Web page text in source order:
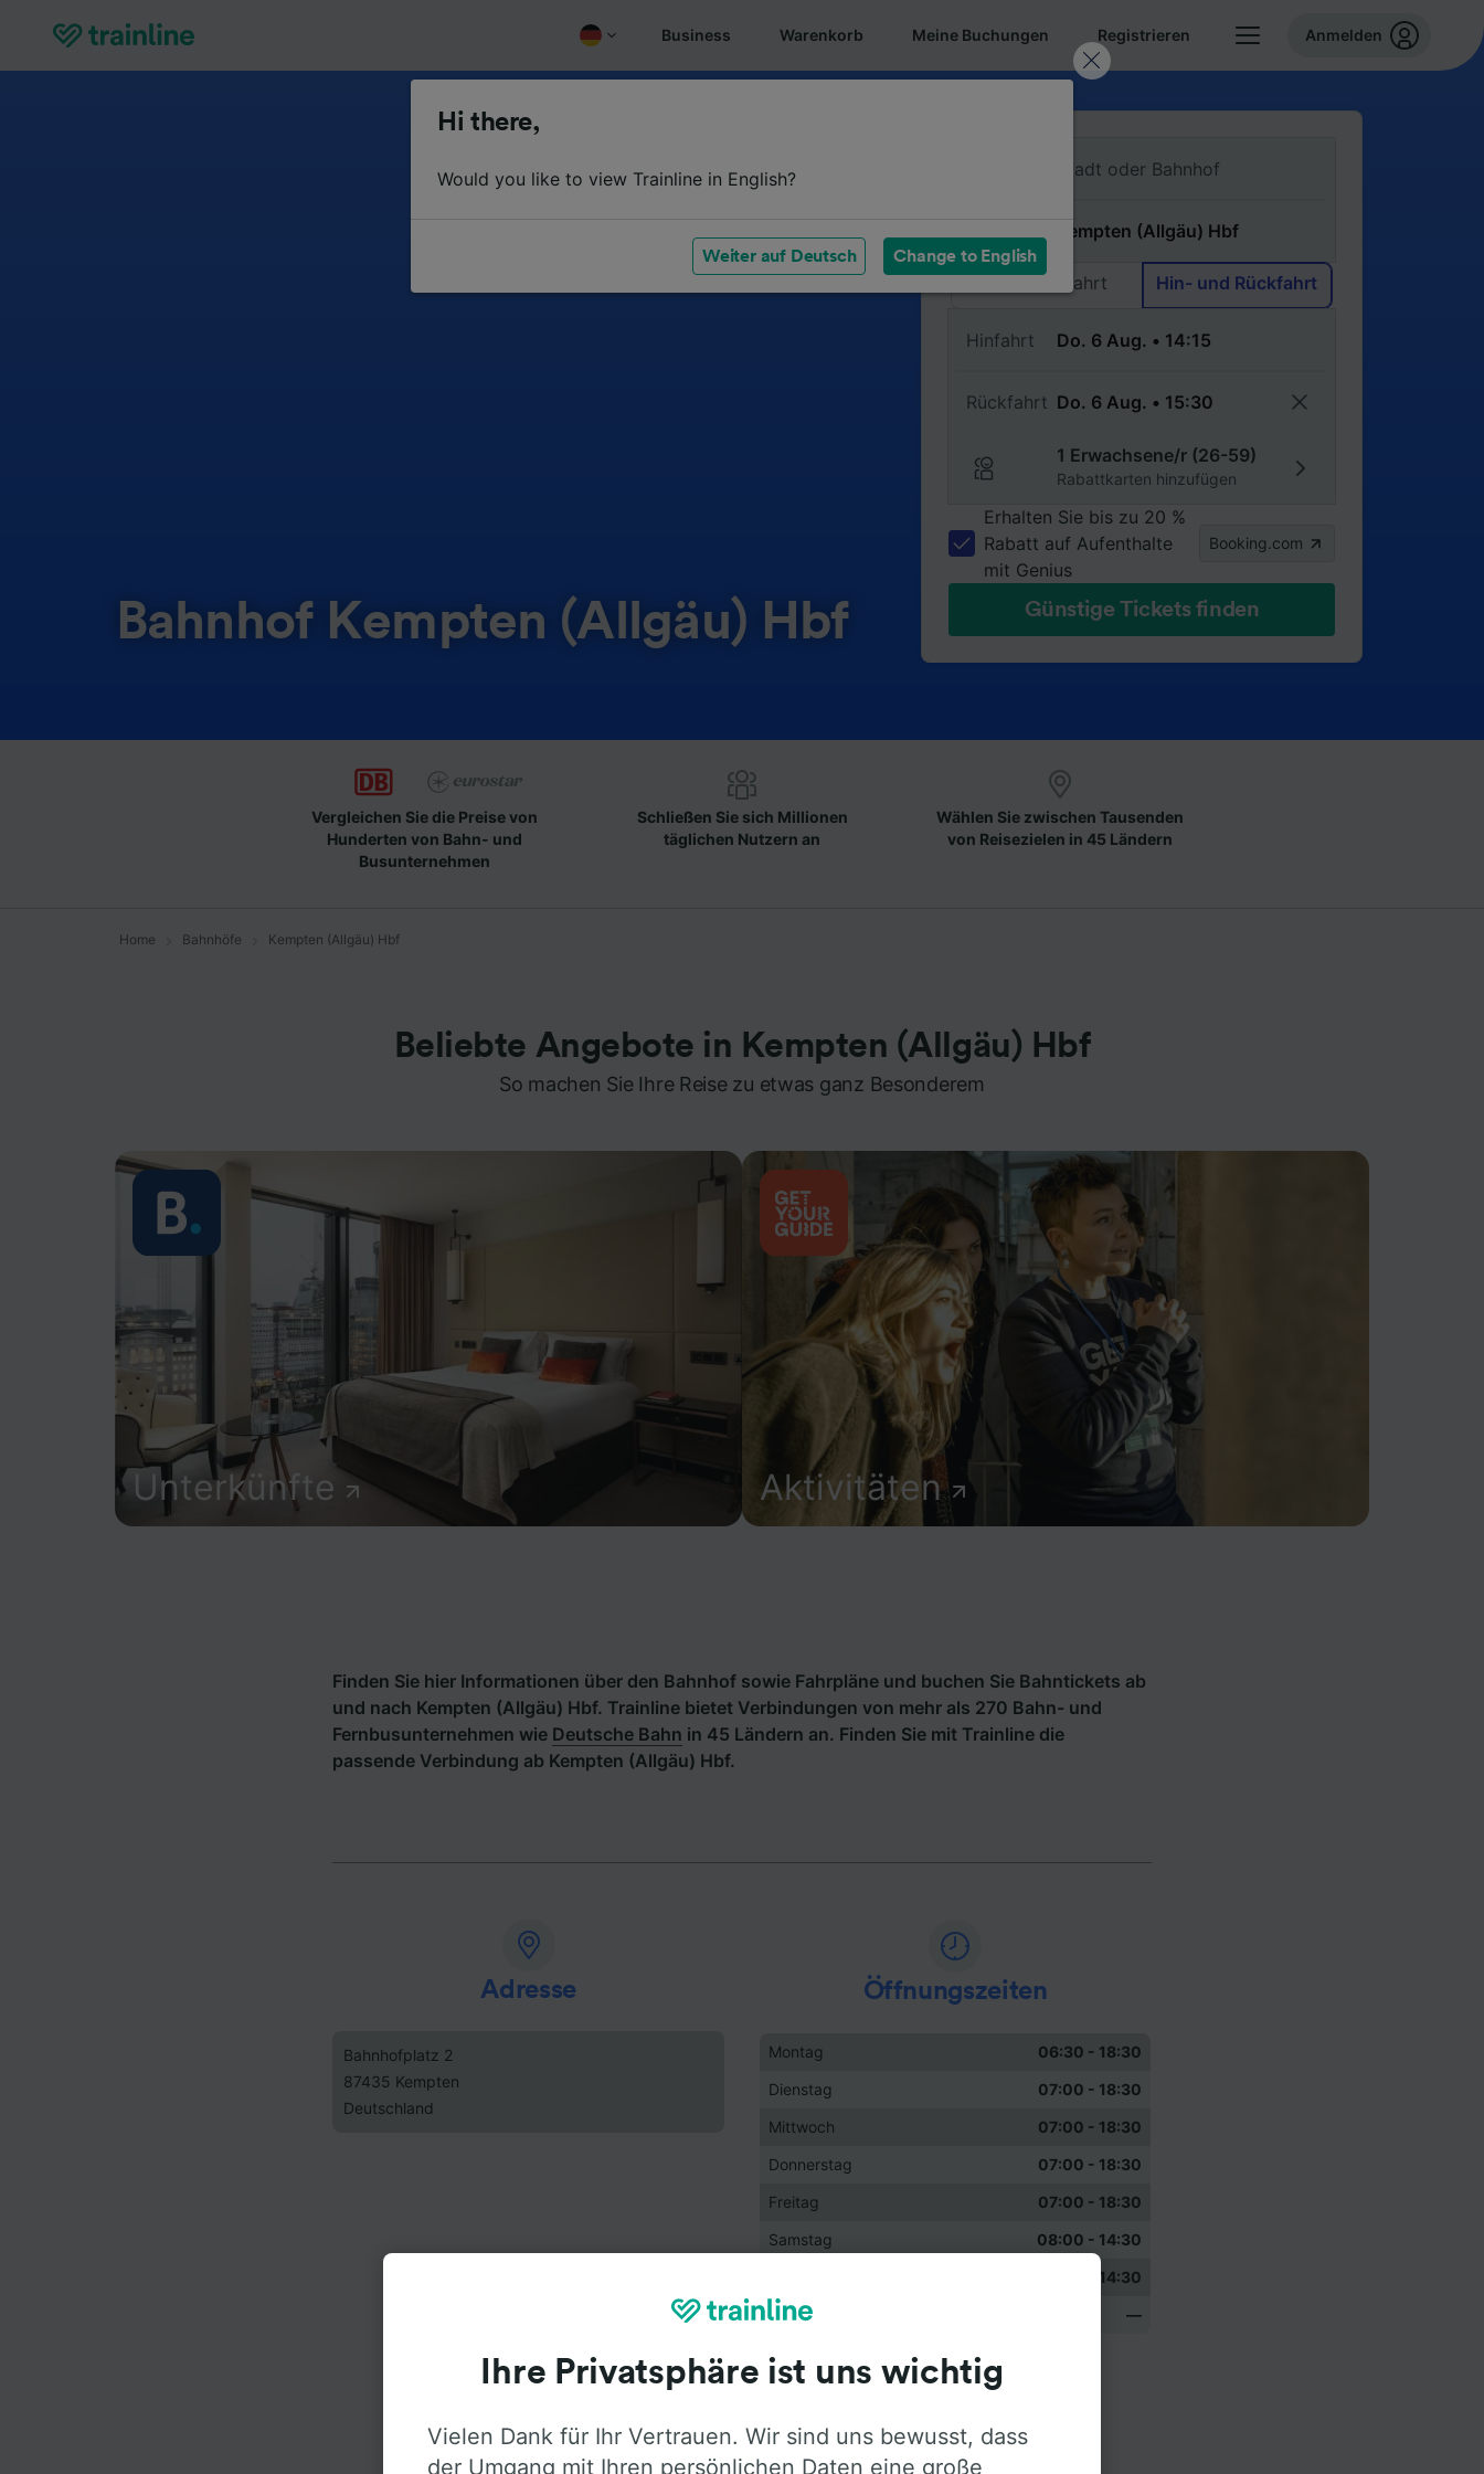
Business Warenkorb Meine Buchungen Registrieren Anmelden
Bahnhof Kempten (Allgäu) Hbf
Einfache Fahrt Hin- und Rückfahrt
Hinfahrt
Rückfahrt
1 Erwachsene/r (26-59)
Rabattkarten hinzufügen
Erhalten Sie bis zu 20 %
Rabatt auf Aufenthalte
mit Genius
Booking.com
Günstige Tickets finden
Vergleichen Sie die Preise von
Hunderten von Bahn- und
Busunternehmen
Schließen Sie sich Millionen
täglichen Nutzern an
Wählen Sie zwischen Tausenden
von Reisezielen in 45 Ländern
Home Bahnhöfe Kempten (Allgäu) Hbf
Beliebte Angebote in Kempten (Allgäu) Hbf
So machen Sie Ihre Reise zu etwas ganz Besonderem
Unterkünfte Aktivitäten
Finden Sie hier Informationen über den Bahnhof sowie Fahrpläne und buchen Sie Bahntickets ab
und nach Kempten (Allgäu) Hbf. Trainline bietet Verbindungen von mehr als 270 Bahn- und
Fernbusunternehmen wie Deutsche Bahn in 45 Ländern an. Finden Sie mit Trainline die
passende Verbindung ab Kempten (Allgäu) Hbf.
Adresse
Bahnhofplatz 2
87435 Kempten
Deutschland
Öffnungszeiten
Montag
06:30 - 18:30
Dienstag
07:00 - 18:30
Mittwoch
07:00 - 18:30
Donnerstag
07:00 - 18:30
Freitag
07:00 - 18:30
Samstag
08:00 - 14:30
09:00 - 14:30
Urlaub
—
Hi there,
Would you like to view Trainline in English?
Weiter auf Deutsch Change to English
Ihre Privatsphäre ist uns wichtig
Vielen Dank für Ihr Vertrauen. Wir sind uns bewusst, dass
der Umgang mit Ihren persönlichen Daten eine große